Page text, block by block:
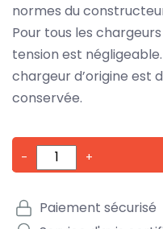
normes du
Pour tous les
tension est
chargeur d’origine est
conservée.
- +
Paiement sécurisé